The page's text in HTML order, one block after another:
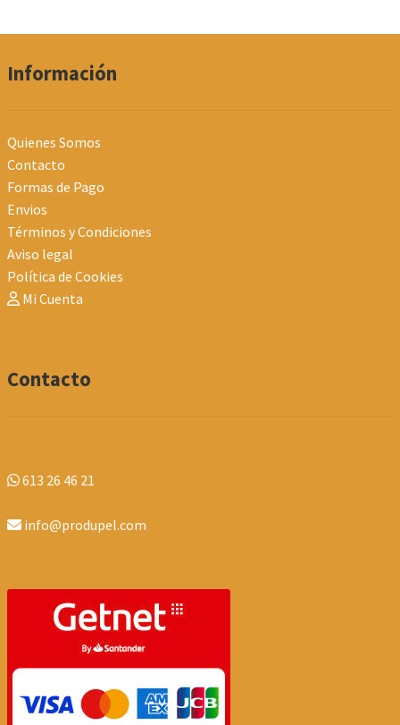
Información
Quienes Somos
Contacto
Formas de Pago
Envios
Términos y Condiciones
Aviso legal
Política de Cookies
Mi Cuenta
Contacto
613 26 46 21
info@produpel.com